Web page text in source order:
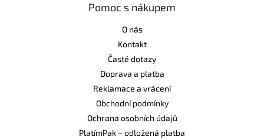
Pomoc s nákupem
O nás
Kontakt
Časté dotazy
Doprava a platba
Reklamace a vrácení
Obchodní podmínky
Ochrana osobních údajů
PlatímPak – odložená platba